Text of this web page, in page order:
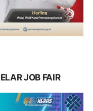
JOB FAIR